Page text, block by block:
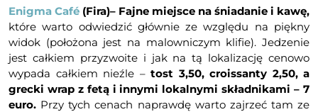
Enigma Café (Fira)– Fajne miejsce na śniadanie i kawę,
które warto odwiedzić głównie ze względu na piękny
widok (położona jest na malowniczym klifie). Jedzenie
jest całkiem przyzwoite i jak na tą lokalizację cenowo
wypada całkiem nieźle – tost 3,50, croissanty 2,50, a
grecki wrap z fetą i innymi lokalnymi składnikami – 7
euro. Przy tych cenach naprawdę warto zajrzeć tam ze